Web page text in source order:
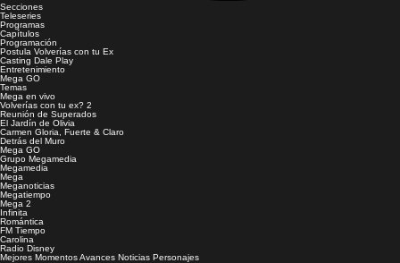
Secciones
Teleseries
Programas
Capítulos
Programación
Postula Volverías con tu Ex
Casting Dale Play
Entretenimiento
Mega GO
Temas
Mega en vivo
Volverías con tu ex? 2
Reunión de Superados
El Jardín de Olivia
Carmen Gloria, Fuerte & Claro
Detrás del Muro
Mega GO
Grupo Megamedia
Megamedia
Mega
Meganoticias
Megatiempo
Mega 2
Infinita
Romántica
FM Tiempo
Carolina
Radio Disney
Mejores MomentosAvances Noticias Personajes